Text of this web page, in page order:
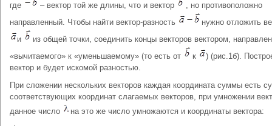
где
– вектор той же длины, что и вектор
, но противоположно
направленный. Чтобы найти вектор-разность
нужно отложить
и
из общей точки, соединить концы векторов вектором,
«вычитаемого» к «уменьшаемому» (то есть от
к
) (рис.1б).
вектор и будет искомой разностью.
При сложении нескольких векторов каждая координата суммы есть
соответствующих координат слагаемых векторов, при умножении
данное число
на это же число умножаются и координаты вектора: